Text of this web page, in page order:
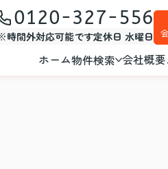
0120-327-556
時間外対応可能です定休日 水曜日
ホーム物件検索 会社概要